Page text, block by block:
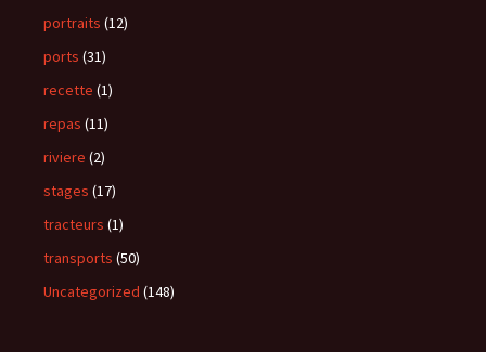
portraits (12)
ports (31)
recette (1)
repas (11)
riviere (2)
stages (17)
tracteurs (1)
transports (50)
Uncategorized (148)